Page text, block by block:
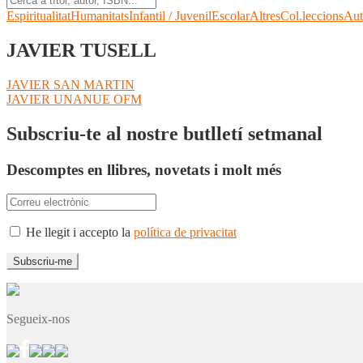
EspiritualitatHumanitatsInfantil / JuvenilEscolarAltresCol.leccions
JAVIER TUSELL
Navegació
d'entrades
Entrada
anterior:
JAVIER SAN MARTIN
Pròxima
JAVIER UNANUE OFM
Subscriu-te al nostre butlletí setmanal
Descomptes en llibres, novetats i molt més
He llegit i accepto la política de privacitat
Segueix-nos